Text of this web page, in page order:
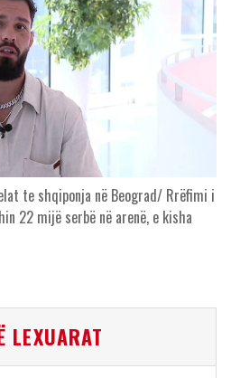
te shqiponja në Beograd/ Rrëfimi i
22 mijë serbë në arenë, e kisha
LEXUARAT